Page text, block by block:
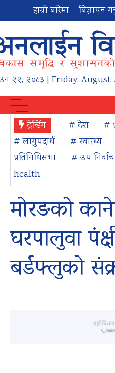
हाम्रो बारेमा बिज्ञापन
२२, २०८३ | Friday, August
ट्रेन्डिंग # देश #
# लागुपदार्थ
# स्वास्थ्य
प्रतिनिधिसभा
# उप
health
मोरङको
घरपालुवा
बर्डफ्लुको